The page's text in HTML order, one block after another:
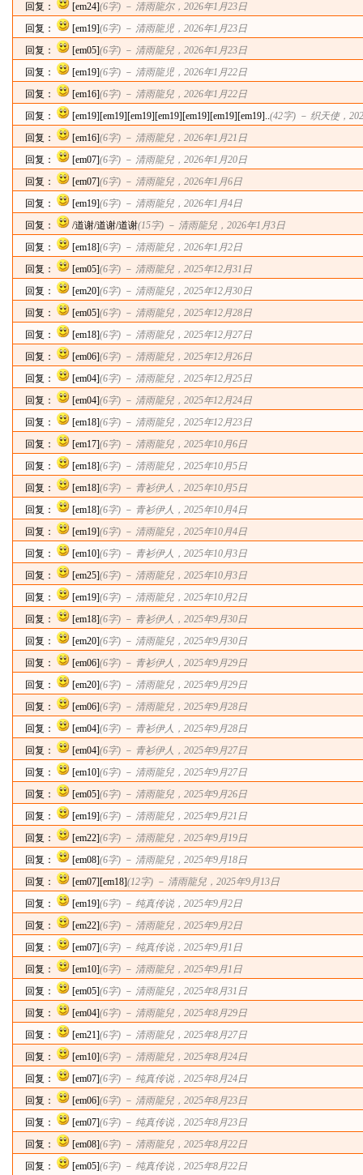
回复：
[em24](6字) － 清雨龍尔，2026年1月23日
回复：
[em19](6字) － 清雨龍児 ，2026年1月23日
回复：
[em05](6字) － 清雨龍兒 ，2026年1月23日
回复：
[em19](6字) － 清雨龍児 ，2026年1月22日
回复：
[em16](6字) － 清雨龍兒 ，2026年1月22日
回复：
[em19][em19][em19][em19][em19][em19][em19]..(42字) － 织天使，
回复：
[em16](6字) － 清雨龍兒 ，2026年1月21日
回复：
[em07](6字) － 清雨龍兒 ，2026年1月20日
回复：
[em07](6字) － 清雨龍兒 ，2026年1月6日
回复：
[em19](6字) － 清雨龍兒 ，2026年1月4日
回复：
/道谢/道谢/道谢(15字) － 清雨龍兒 ，2026年1月3日
回复：
[em18](6字) － 清雨龍兒 ，2026年1月2日
回复：
[em05](6字) － 清雨龍兒 ，2025年12月31日
回复：
[em20](6字) － 清雨龍兒 ，2025年12月30日
回复：
[em05](6字) － 清雨龍兒 ，2025年12月28日
回复：
[em18](6字) － 清雨龍兒 ，2025年12月27日
回复：
[em06](6字) － 清雨龍兒 ，2025年12月26日
回复：
[em04](6字) － 清雨龍兒 ，2025年12月25日
回复：
[em04](6字) － 清雨龍兒 ，2025年12月24日
回复：
[em18](6字) － 清雨龍兒 ，2025年12月23日
回复：
[em17](6字) － 清雨龍兒 ，2025年10月6日
回复：
[em18](6字) － 清雨龍兒 ，2025年10月5日
回复：
[em18](6字) － 青衫伊人 ，2025年10月5日
回复：
[em18](6字) － 青衫伊人 ，2025年10月4日
回复：
[em19](6字) － 清雨龍兒 ，2025年10月4日
回复：
[em10](6字) － 青衫伊人 ，2025年10月3日
回复：
[em25](6字) － 清雨龍兒 ，2025年10月3日
回复：
[em19](6字) － 清雨龍兒 ，2025年10月2日
回复：
[em18](6字) － 青衫伊人 ，2025年9月30日
回复：
[em20](6字) － 清雨龍兒 ，2025年9月30日
回复：
[em06](6字) － 青衫伊人 ，2025年9月29日
回复：
[em20](6字) － 清雨龍兒 ，2025年9月29日
回复：
[em06](6字) － 清雨龍兒 ，2025年9月28日
回复：
[em04](6字) － 青衫伊人 ，2025年9月28日
回复：
[em04](6字) － 青衫伊人 ，2025年9月27日
回复：
[em10](6字) － 清雨龍兒 ，2025年9月27日
回复：
[em05](6字) － 清雨龍兒 ，2025年9月26日
回复：
[em19](6字) － 清雨龍兒 ，2025年9月21日
回复：
[em22](6字) － 清雨龍兒 ，2025年9月19日
回复：
[em08](6字) － 清雨龍兒 ，2025年9月18日
回复：
[em07][em18](12字) － 清雨龍兒 ，2025年9月13日
回复：
[em19](6字) － 纯真传说 ，2025年9月2日
回复：
[em22](6字) － 清雨龍兒 ，2025年9月2日
回复：
[em07](6字) － 纯真传说 ，2025年9月1日
回复：
[em10](6字) － 清雨龍兒 ，2025年9月1日
回复：
[em05](6字) － 清雨龍兒 ，2025年8月31日
回复：
[em04](6字) － 清雨龍兒 ，2025年8月29日
回复：
[em21](6字) － 清雨龍兒 ，2025年8月27日
回复：
[em10](6字) － 清雨龍兒 ，2025年8月24日
回复：
[em07](6字) － 纯真传说 ，2025年8月24日
回复：
[em06](6字) － 清雨龍兒 ，2025年8月23日
回复：
[em07](6字) － 纯真传说 ，2025年8月23日
回复：
[em08](6字) － 清雨龍兒 ，2025年8月22日
回复：
[em05](6字) － 纯真传说 ，2025年8月22日